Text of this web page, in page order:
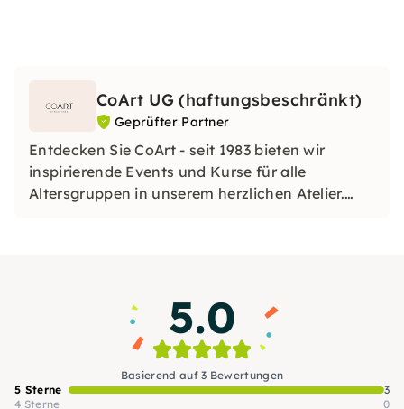
CoArt UG (haftungsbeschränkt)
Geprüfter Partner
Entdecken Sie CoArt - seit 1983 bieten wir
inspirierende Events und Kurse für alle
Altersgruppen in unserem herzlichen Atelier.
5.0
Basierend auf 3 Bewertungen
5 Sterne
3
4 Sterne
0